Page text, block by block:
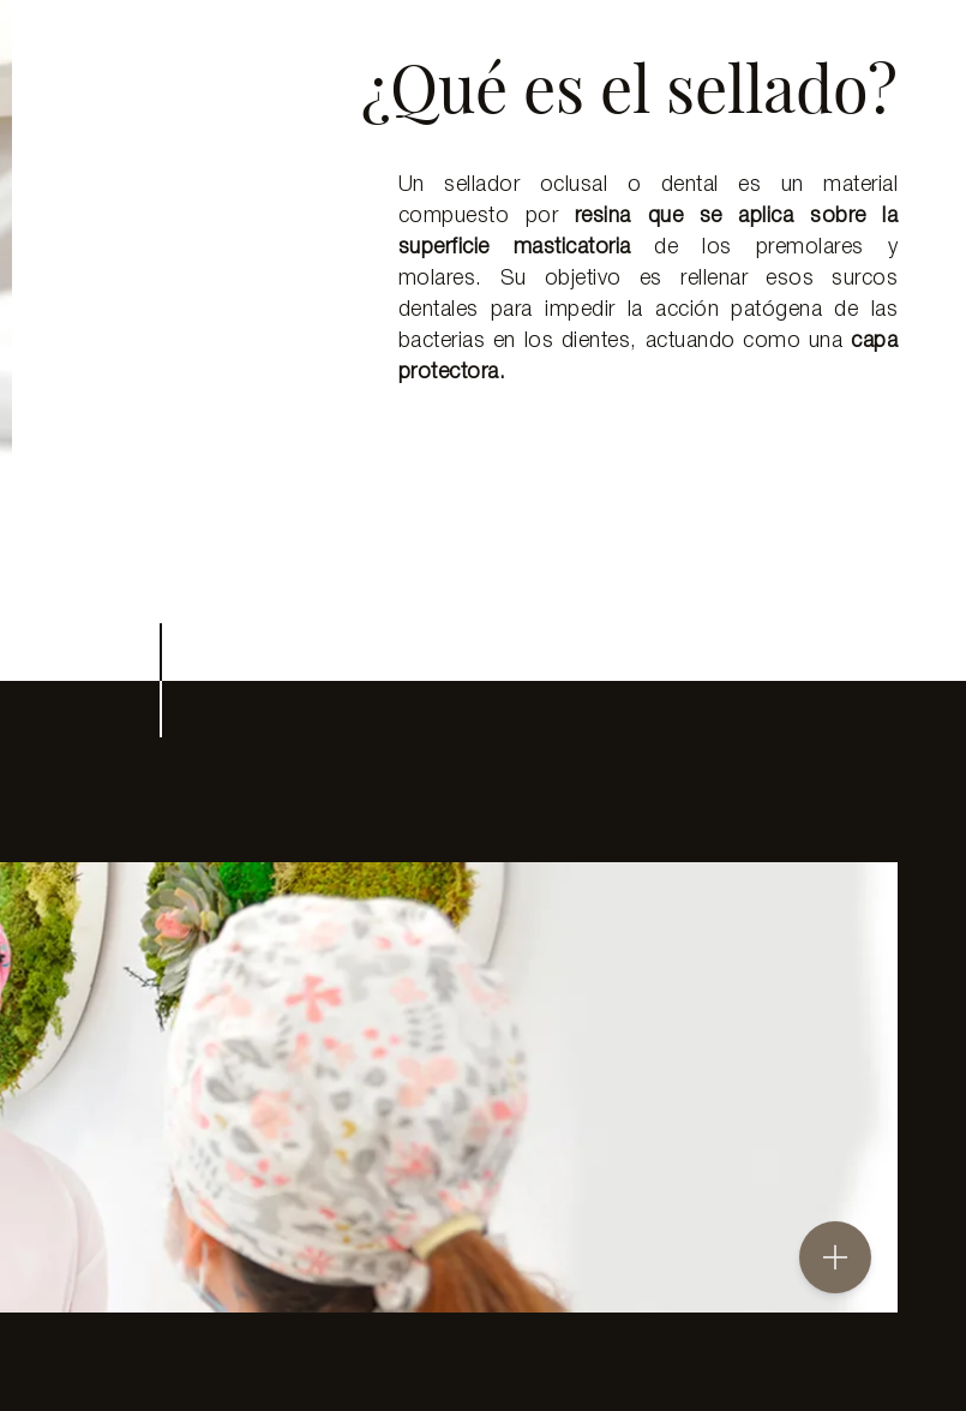
¿Qué es el sellado?
Un sellador oclusal o dental es un material
compuesto por resina que se aplica sobre la
superficie masticatoriade los premolares y
molares. Su objetivo es rellenar esos surcos
dentales para impedir la acción patógena de las
bacterias en los dientes, actuando como unacapa
protectora.